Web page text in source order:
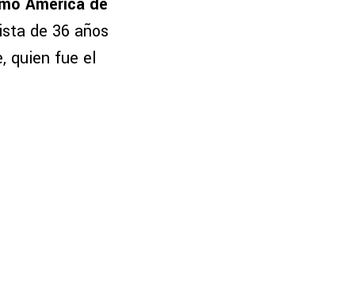
de 36 años
quien fue el